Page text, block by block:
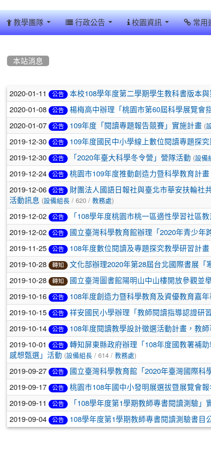
教學團隊 行政公告 校園資訊 常用
本站消息
文
章
列
表
2020-01-11 公告 本校108學年度第二學期學生教科書版本與
2020-01-08 公告 楊梅高中辦理「桃園市第60屆科學展覽會
2020-01-07 公告 109年度「閱讀專題報告競賽」實施計畫 (
2019-12-30 公告 109年度國民中小學線上數位閱讀專題探
2019-12-30 公告 「2020年臺大科學冬令營」營隊活動 (設備
2019-12-24 公告 桃園市109年度推動創造力暨科學教育計畫
2019-12-06 公告
財團法人國語日報社與臺北市華安扶輪
活動訊息 (設備組長/ 620 / 教務處)
2019-12-02 公告 「108學年度桃園市桃一區適性學習社區教
2019-12-02 公告 國立臺灣科學教育館辦理「2020年青少年
2019-11-25 公告 108年度數位閱讀及專題探究教學研習計畫
2019-10-28 轉知 文化部辦理2020年第28屆台北國際書展「
2019-10-28 轉知 國立臺灣圖書館陽明山中山樓開放參觀並
2019-10-16 公告 108年度創造力暨科學教育及資優教育嘉年
2019-10-15 公告 祥安國民小學辦理「教師閱讀指導認證研
2019-10-14 公告 108年度閱讀教學設計徵選活動計畫，教師
2019-10-01 公告
轉知屏東縣政府辦理「108年度國教署補
感想甄選」活動 (設備組長/ 614 / 教務處)
2019-09-27 公告 國立臺灣科學教育館「2020年臺灣國際科
2019-09-17 公告 桃園市108年國中小發明展選拔暨展覽會報
2019-09-11 公告 「108學年度第1學期教師專書閱讀測驗」
2019-09-04 公告 108學年度第1學期教師專書閱讀測驗書目